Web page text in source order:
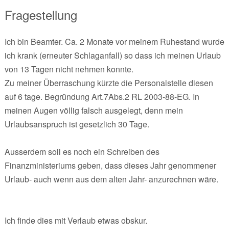
Fragestellung
Ich bin Beamter. Ca. 2 Monate vor meinem Ruhestand wurde
ich krank (erneuter Schlaganfall) so dass ich meinen Urlaub
von 13 Tagen nicht nehmen konnte.
Zu meiner Überraschung kürzte die Personalstelle diesen
auf 6 tage. Begründung Art.7Abs.2 RL 2003-88-EG. In
meinen Augen völlig falsch ausgelegt, denn mein
Urlaubsanspruch ist gesetzlich 30 Tage.
Ausserdem soll es noch ein Schreiben des
Finanzministeriums geben, dass dieses Jahr genommener
Urlaub- auch wenn aus dem alten Jahr- anzurechnen wäre.
Ich finde dies mit Verlaub etwas obskur.